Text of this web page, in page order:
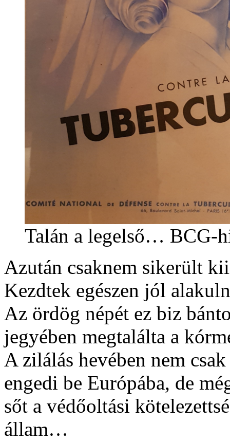
Talán a legelső… BCG-
Azután csaknem sikerült
Kezdtek egészen jól
Az ördög népét ez biz
jegyében megtalálta a
A zilálás hevében nem
engedi be Európába, de
sőt a védőoltási
állam…